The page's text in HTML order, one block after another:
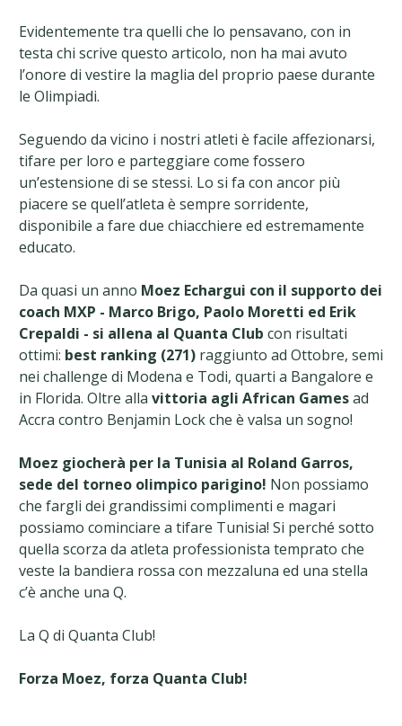
Evidentemente tra quelli che lo pensavano, con in
testa chi scrive questo articolo, non ha mai avuto
l’onore di vestire la maglia del proprio paese durante
le Olimpiadi.
Seguendo da vicino i nostri atleti è facile affezionarsi,
tifare per loro e parteggiare come fossero
un’estensione di se stessi. Lo si fa con ancor più
piacere se quell’atleta è sempre sorridente,
disponibile a fare due chiacchiere ed estremamente
educato.
Da quasi un anno Moez Echargui con il supporto dei
coach MXP - Marco Brigo, Paolo Moretti ed Erik
Crepaldi - si allena al Quanta Club con risultati
ottimi: best ranking (271) raggiunto ad Ottobre, semi
nei challenge di Modena e Todi, quarti a Bangalore e
in Florida. Oltre alla vittoria agli African Gamesad
Accra contro Benjamin Lock che è valsa un sogno!
Moez giocherà per la Tunisia al Roland Garros,
sede del torneo olimpico parigino! Non possiamo
che fargli dei grandissimi complimenti e magari
possiamo cominciare a tifare Tunisia! Si perché sotto
quella scorza da atleta professionista temprato che
veste la bandiera rossa con mezzaluna ed una stella
c’è anche una Q.
La Q di Quanta Club!
Forza Moez, forza Quanta Club!